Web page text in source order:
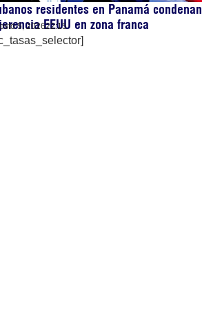
residentes en Panamá condenan
EEUU en zona franca
5, 202622:15